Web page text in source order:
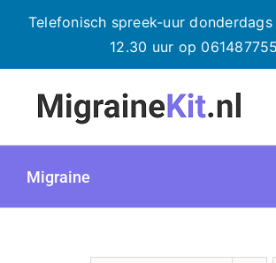
Telefonisch spreek-uur
12.30 uur op
Migraine